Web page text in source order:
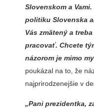
Slovenskom a
politiku Slovenska
Vás zmätený a
pracovať. Chcete
názorom je mimo
poukázal na to, že
najprirodzenejšie v
„Pani prezidentka,